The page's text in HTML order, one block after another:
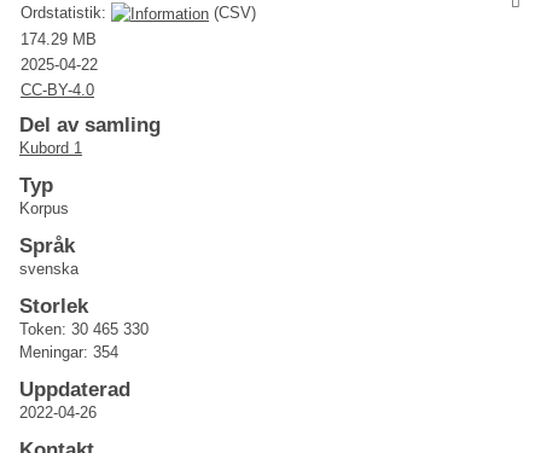
Ordstatistik:
(CSV)
174.29 MB
2025-04-22
CC-BY-4.0
Del av samling
Kubord 1
Typ
Korpus
Språk
svenska
Storlek
Token: 30 465 330
Meningar: 354
Uppdaterad
2022-04-26